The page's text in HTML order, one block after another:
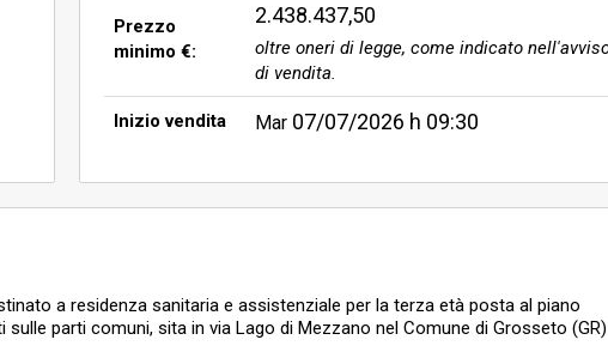
Prezzo
minimo €:
2.438.437,50
oltre oneri di legge, come indicato
di vendita.
Inizio vendita Mar 07/07/2026 h 09:30
a residenza sanitaria e assistenziale per la terza età posta al piano
parti comuni, sita in via Lago di Mezzano nel Comune di Grosseto (GR)